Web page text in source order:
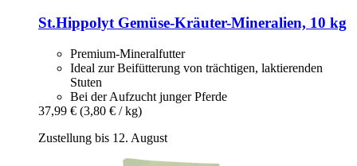
St.Hippolyt Gemüse-​Kräuter-​Mineralien, 10 kg
Premium-Mineralfutter
Ideal zur Beifütterung von trächtigen, laktierenden
Stuten
Bei der Aufzucht junger Pferde
37,99 € (3,80 € / kg)
Zustellung bis 12. August